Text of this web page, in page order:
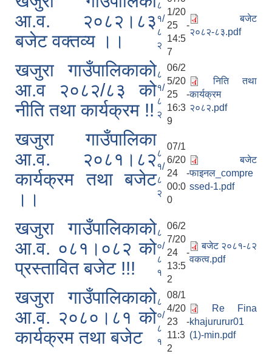
आ.व. २०८२।८३
बजेट वक्तव्य ।।
८
१/
८
२
1/20
25 -
14:5
7
बजेट
२०८२-८३.pdf
खजुरा गाउँपालिकाको
आ.व २०८२/८३ को
नीति तथा कार्यक्रम !!
८
१/
८
२
06/2
5/20
25 -
16:3
9
निति तथा
कार्यक्रम
२०८२.pdf
खजुरा गाउँपालिका
आ.व. २०८१।८२
कार्यक्रम तथा बजेट
।।
८
१/
८
२
07/1
6/20
24 -
00:0
0
बजेट
फाइनल_compre
ssed-1.pdf
खजुरा गाउँपालिकाको
आ.व. ०८१।०८२ को
प्रस्तावित बजेट !!!
८
०/
८
१
06/2
7/20
24 -
13:5
2
बजेट २०८१-८२
वकत्व.pdf
खजुरा गाउँपालिकाको
आ.व. २०८०।८१ को
कार्यक्रम तथा बजेट
८
०/
८
१
08/1
4/20
23 -
11:3
2
Re Fina
khajururur01
(1)-min.pdf